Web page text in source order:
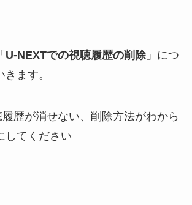
U-NEXTでの視聴履歴の削除」につ
ます。
歴が消せない、削除方法がわから
してください